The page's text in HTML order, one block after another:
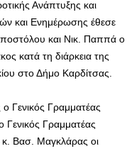
Ανάπτυξης και
και Ενημέρωσης έθεσε
και Νικ. Παππά ο
κατά τη διάρκεια της
στο Δήμο Καρδίτσας.
Γενικός Γραμματέας
Γενικός Γραμματέας
κ. Βασ. Μαγκλάρας οι